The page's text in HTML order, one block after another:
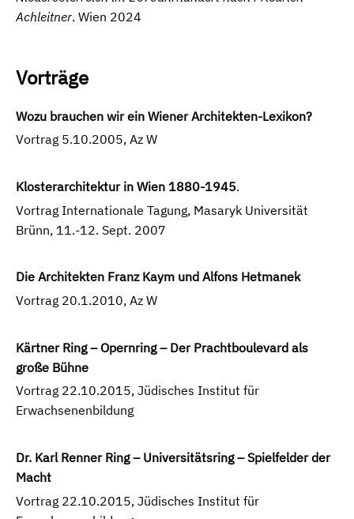
Achleitner. Wien 2024
Vorträge
Wozu brauchen wir ein Wiener Architekten-Lexikon?
Vortrag 5.10.2005, Az W
Klosterarchitektur in Wien 1880-1945.
Vortrag Internationale Tagung, Masaryk Universität
Brünn, 11.-12. Sept. 2007
Die Architekten Franz Kaym und Alfons Hetmanek
Vortrag 20.1.2010, Az W
Kärtner Ring – Opernring – Der Prachtboulevard als
große Bühne
Vortrag 22.10.2015, Jüdisches Institut für
Erwachsenenbildung
Dr. Karl Renner Ring – Universitätsring – Spielfelder der
Macht
Vortrag 22.10.2015, Jüdisches Institut für